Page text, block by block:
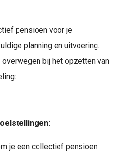
pensioen voor je
planning en uitvoering.
bij het opzetten van
je een collectief pensioen